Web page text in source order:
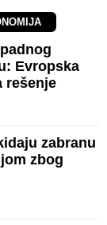
Evropska
rešenje
zabranu
zbog